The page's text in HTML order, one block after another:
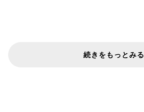
続きをもっとみる